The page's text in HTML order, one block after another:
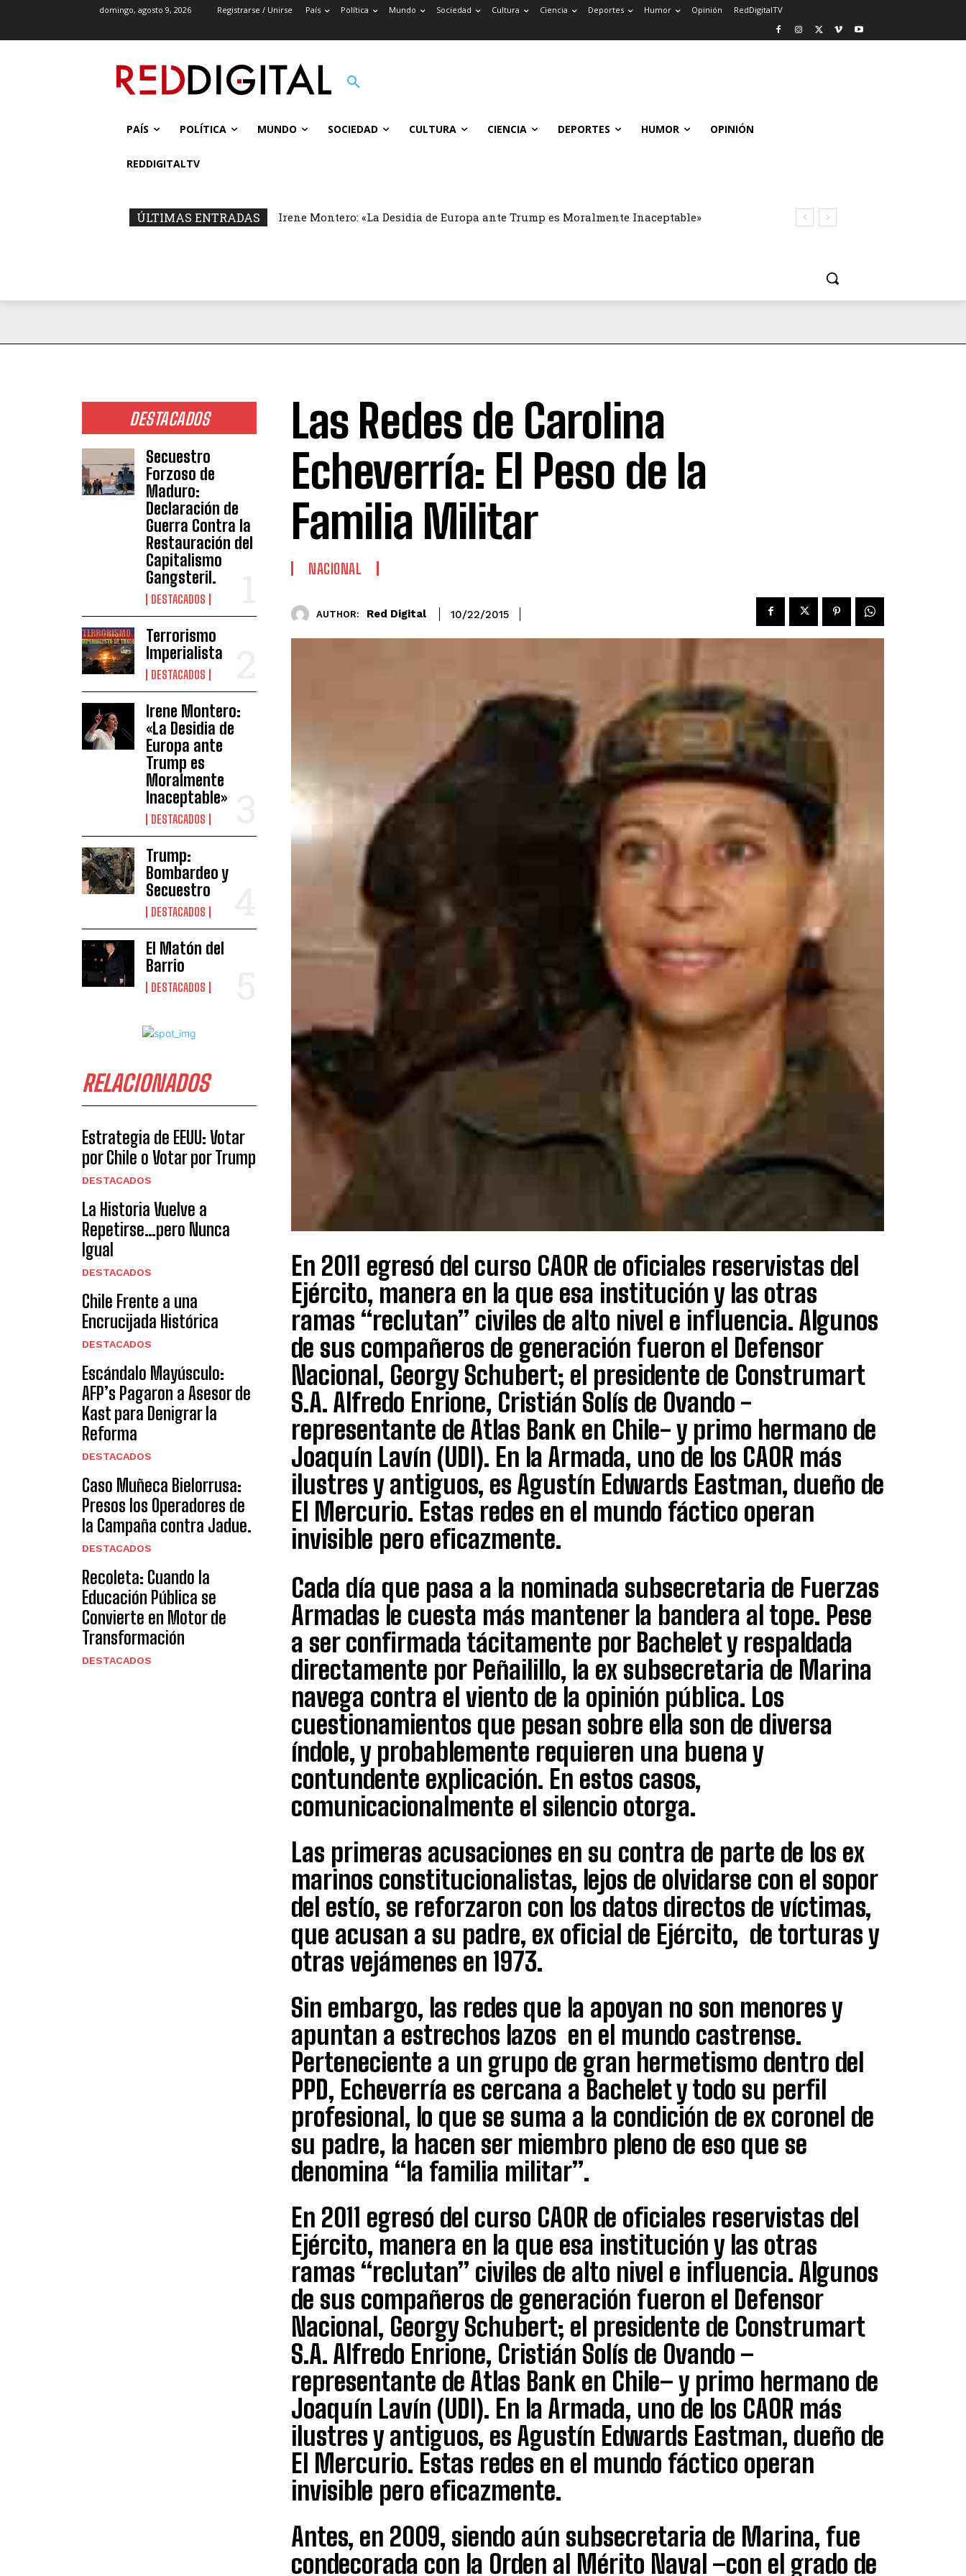
domingo, agosto 9, 2026 Registrarse / Unirse País Política Mundo Sociedad Cultura Ciencia Deportes Humor Opinión RedDigitalTV
PAÍS POLÍTICA MUNDO SOCIEDAD CULTURA CIENCIA DEPORTES HUMOR OPINIÓN
REDDIGITALTV
ÚLTIMAS ENTRADAS Irene Montero: «La Desidia de Europa ante Trump es Moralmente Inaceptable»
DESTACADOS
Secuestro
Forzoso de
Maduro:
Declaración de
Guerra Contra la
Restauración del
Capitalismo
Gangsteril.
DESTACADOS
Terrorismo
Imperialista
DESTACADOS
Irene Montero:
«La Desidia de
Europa ante
Trump es
Moralmente
Inaceptable»
DESTACADOS
Trump:
Bombardeo y
Secuestro
DESTACADOS
El Matón del
Barrio
DESTACADOS
RELACIONADOS
Estrategia de EEUU: Votar
por Chile o Votar por Trump
DESTACADOS
La Historia Vuelve a
Repetirse…pero Nunca
Igual
DESTACADOS
Chile Frente a una
Encrucijada Histórica
DESTACADOS
Escándalo Mayúsculo:
AFP’s Pagaron a Asesor de
Kast para Denigrar la
Reforma
DESTACADOS
Caso Muñeca Bielorrusa:
Presos los Operadores de
la Campaña contra Jadue.
DESTACADOS
Recoleta: Cuando la
Educación Pública se
Convierte en Motor de
Transformación
DESTACADOS
Las Redes de Carolina
Echeverría: El Peso de la
Familia Militar
NACIONAL
AUTHOR: Red Digital 10/22/2015
En 2011 egresó del curso CAOR de oficiales reservistas del
Ejército, manera en la que esa institución y las otras
ramas “reclutan” civiles de alto nivel e influencia. Algunos
de sus compañeros de generación fueron el Defensor
Nacional, Georgy Schubert; el presidente de Construmart
S.A. Alfredo Enrione, Cristián Solís de Ovando -
representante de Atlas Bank en Chile- y primo hermano de
Joaquín Lavín (UDI). En la Armada, uno de los CAOR más
ilustres y antiguos, es Agustín Edwards Eastman, dueño de
El Mercurio. Estas redes en el mundo fáctico operan
invisible pero eficazmente.
Cada día que pasa a la nominada subsecretaria de Fuerzas
Armadas le cuesta más mantener la bandera al tope. Pese
a ser confirmada tácitamente por Bachelet y respaldada
directamente por Peñailillo, la ex subsecretaria de Marina
navega contra el viento de la opinión pública. Los
cuestionamientos que pesan sobre ella son de diversa
índole, y probablemente requieren una buena y
contundente explicación. En estos casos,
comunicacionalmente el silencio otorga.
Las primeras acusaciones en su contra de parte de los ex
marinos constitucionalistas, lejos de olvidarse con el sopor
del estío, se reforzaron con los datos directos de víctimas,
que acusan a su padre, ex oficial de Ejército, de torturas y
otras vejámenes en 1973.
Sin embargo, las redes que la apoyan no son menores y
apuntan a estrechos lazos en el mundo castrense.
Perteneciente a un grupo de gran hermetismo dentro del
PPD, Echeverría es cercana a Bachelet y todo su perfil
profesional, lo que se suma a la condición de ex coronel de
su padre, la hacen ser miembro pleno de eso que se
denomina “la familia militar”.
En 2011 egresó del curso CAOR de oficiales reservistas del
Ejército, manera en la que esa institución y las otras
ramas “reclutan” civiles de alto nivel e influencia. Algunos
de sus compañeros de generación fueron el Defensor
Nacional, Georgy Schubert; el presidente de Construmart
S.A. Alfredo Enrione, Cristián Solís de Ovando –
representante de Atlas Bank en Chile– y primo hermano de
Joaquín Lavín (UDI). En la Armada, uno de los CAOR más
ilustres y antiguos, es Agustín Edwards Eastman, dueño de
El Mercurio. Estas redes en el mundo fáctico operan
invisible pero eficazmente.
Antes, en 2009, siendo aún subsecretaria de Marina, fue
condecorada con la Orden al Mérito Naval –con el grado de